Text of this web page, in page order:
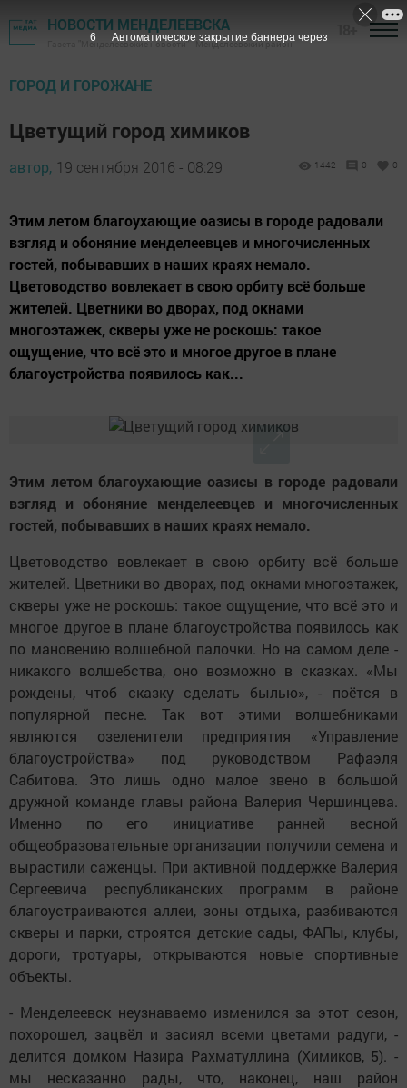
НОВОСТИ МЕНДЕЛЕЕВСКА
Газета "Менделеевские новости" - Менделеевский район
ГОРОД И ГОРОЖАНЕ
Цветущий город химиков
автор, 19 сентября 2016 - 08:29 1442 0 0
Этим летом благоухающие оазисы в городе радовали
взгляд и обоняние менделеевцев и многочисленных
гостей, побывавших в наших краях немало.
Цветоводство вовлекает в свою орбиту всё больше
жителей. Цветники во дворах, под окнами
многоэтажек, скверы уже не роскошь: такое
ощущение, что всё это и многое другое в плане
благоустройства появилось как...
Этим летом благоухающие оазисы в городе радовали
взгляд и обоняние менделеевцев и многочисленных
гостей, побывавших в наших краях немало.
Цветоводство вовлекает в свою орбиту всё больше
жителей. Цветники во дворах, под окнами многоэтажек,
скверы уже не роскошь: такое ощущение, что всё это и
многое другое в плане благоустройства появилось как
по мановению волшебной палочки. Но на самом деле -
никакого волшебства, оно возможно в сказках. «Мы
рождены, чтоб сказку сделать былью», - поётся в
популярной песне. Так вот этими волшебниками
являются озеленители предприятия «Управление
благоустройства» под руководством Рафаэля
Сабитова. Это лишь одно малое звено в большой
дружной команде главы района Валерия Чершинцева.
Именно по его инициативе ранней весной
общеобразовательные организации получили семена и
вырастили саженцы. При активной поддержке Валерия
Сергеевича республиканских программ в районе
благоустраиваются аллеи, зоны отдыха, разбиваются
скверы и парки, строятся детские сады, ФАПы, клубы,
дороги, тротуары, открываются новые спортивные
объекты.
- Менделеевск неузнаваемо изменился за этот сезон,
похорошел, зацвёл и засиял всеми цветами радуги, -
делится домком Назира Рахматуллина (Химиков, 5). -
мы несказанно рады, что, наконец, наш район
5 Автоматическое закрытие баннера через